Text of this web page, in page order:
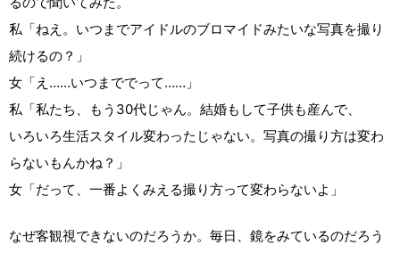
私「ねえ。いつまでアイドルのブロマイドみたいな写真を撮り
続けるの？」
女「え……いつまででって……」
私「私たち、もう30代じゃん。結婚もして子供も産んで、
いろいろ生活スタイル変わったじゃない。写真の撮り方は変わ
らないもんかね？」
女「だって、一番よくみえる撮り方って変わらないよ」
なぜ客観視できないのだろうか。毎日、鏡をみているのだろう